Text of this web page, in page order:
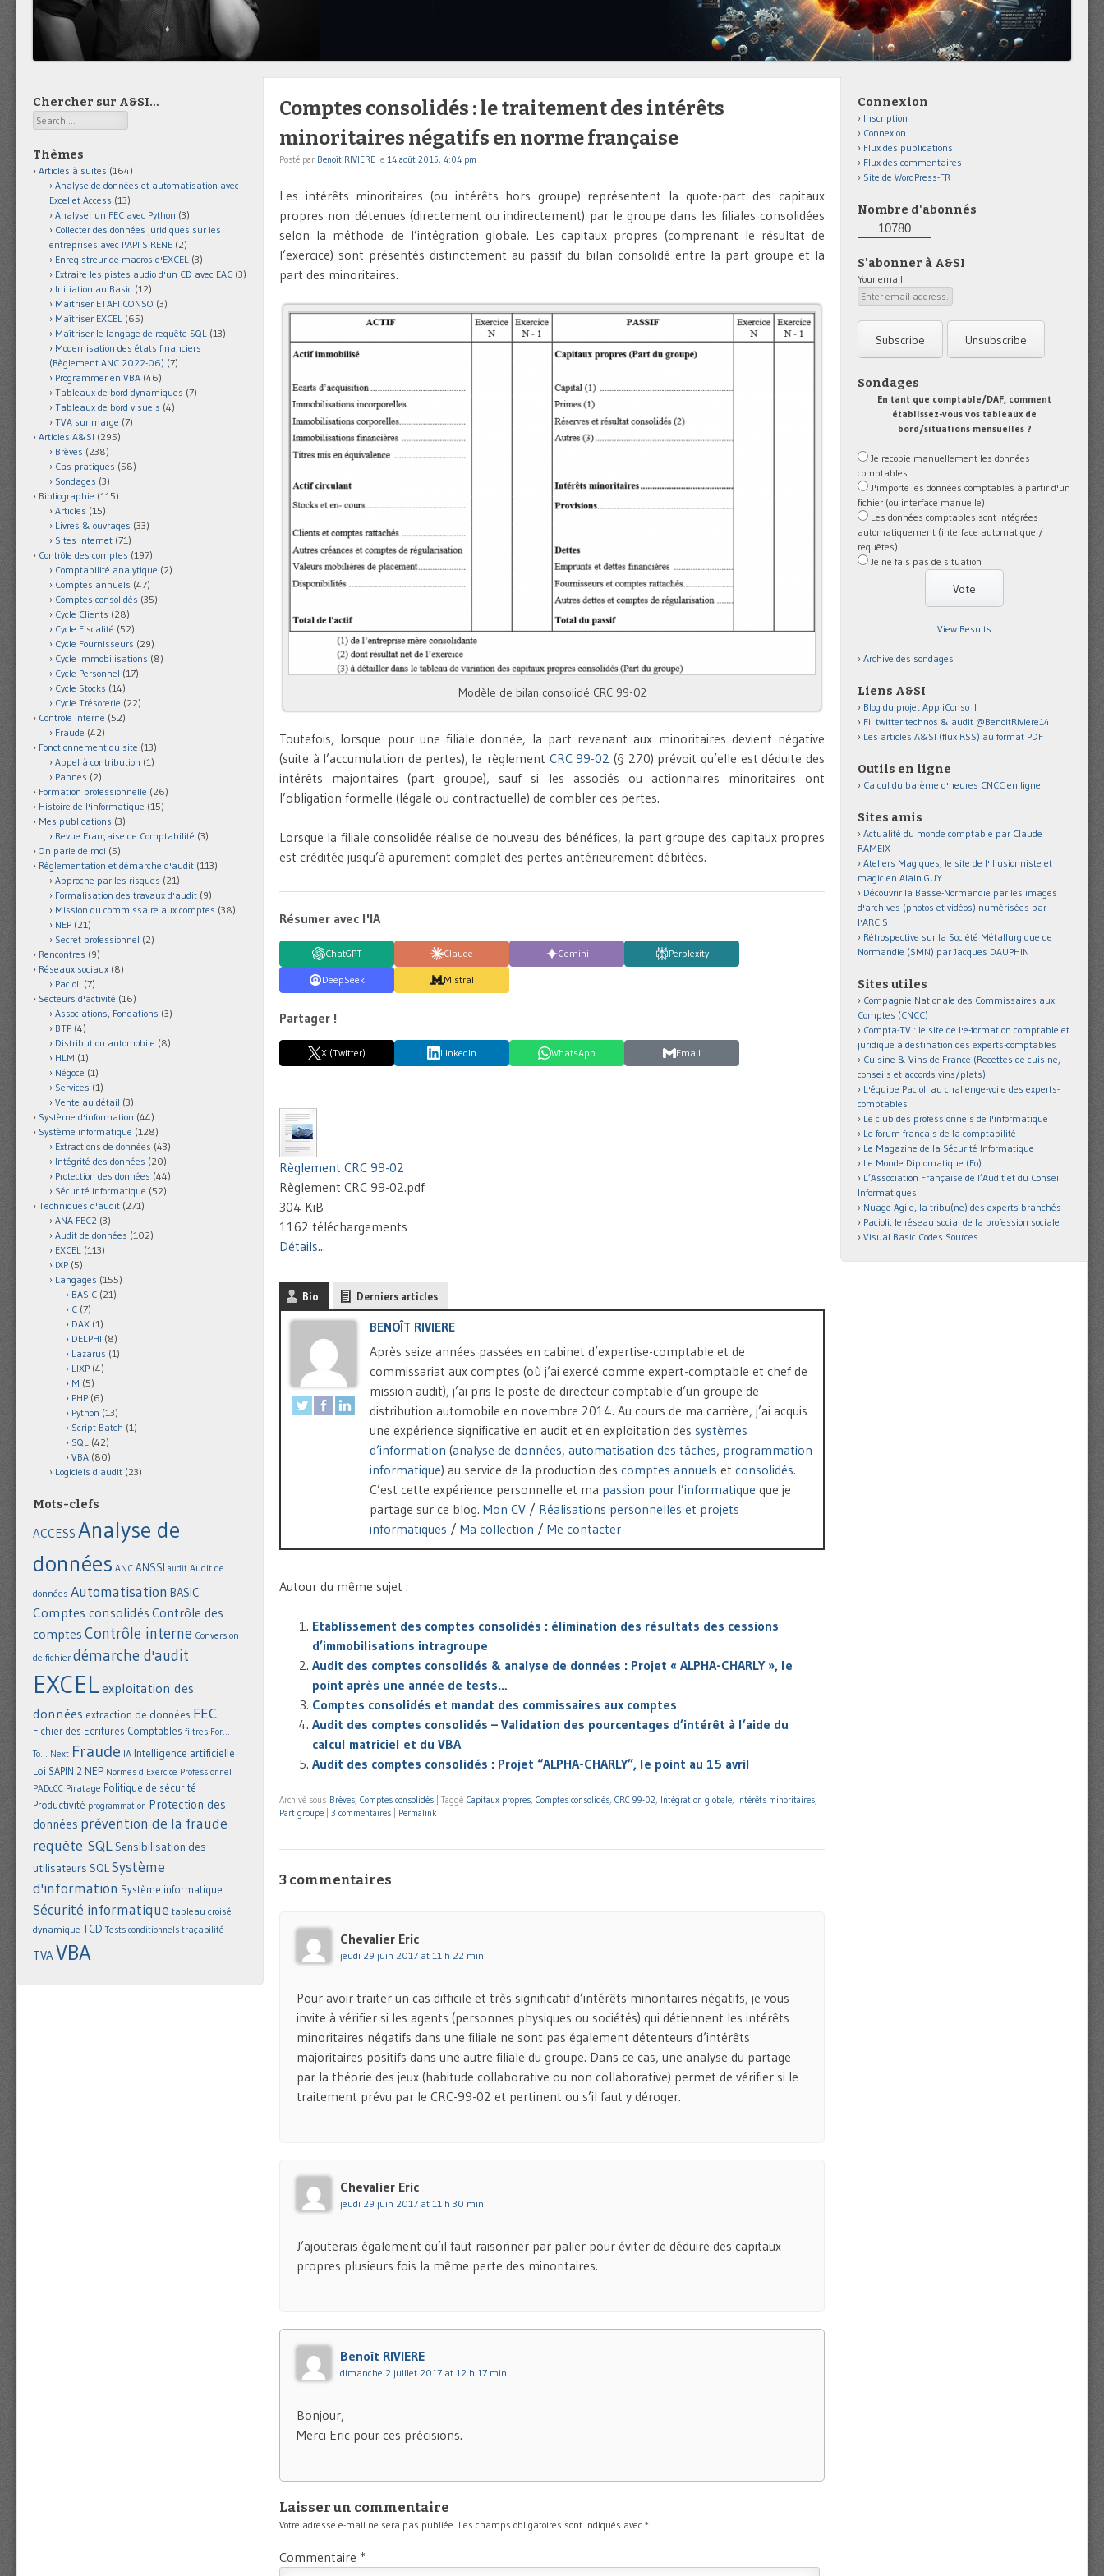
Comptes consolidés : le traitement des intérêts
minoritaires négatifs en norme française
Posté par Benoît RIVIERE le 14 août 2015, 4:04 pm
Les intérêts minoritaires (ou intérêts hors groupe) représentent la quote-part des capitaux
propres non détenues (directement ou indirectement) par le groupe dans les filiales consolidées
selon la méthode de l’intégration globale. Les capitaux propres (comprenant le résultat de
l’exercice) sont présentés distinctement au passif du bilan consolidé entre la part groupe et la
part des minoritaires.
Modèle de bilan consolidé CRC 99-02
Toutefois, lorsque pour une filiale donnée, la part revenant aux minoritaires devient négative
(suite à l’accumulation de pertes), le règlement CRC 99-02 (§ 270) prévoit qu’elle est déduite des
intérêts majoritaires (part groupe), sauf si les associés ou actionnaires minoritaires ont
l’obligation formelle (légale ou contractuelle) de combler ces pertes.
Lorsque la filiale consolidée réalise de nouveau des bénéfices, la part groupe des capitaux propres
est créditée jusqu’à apurement complet des pertes antérieurement débitées.
Résumer avec l'IA
ChatGPT Claude Gemini Perplexity
DeepSeek Mistral
Partager !
X (Twitter) LinkedIn WhatsApp Email
Règlement CRC 99-02
Règlement CRC 99-02.pdf
304 KiB
1162 téléchargements
Détails...
Bio Derniers articles
BENOÎT RIVIERE
Après seize années passées en cabinet d’expertise-comptable et de
commissariat aux comptes (où j’ai exercé comme expert-comptable et chef de
mission audit), j’ai pris le poste de directeur comptable d’un groupe de
distribution automobile en novembre 2014. Au cours de ma carrière, j’ai acquis
une expérience significative en audit et en exploitation des systèmes
d’information (analyse de données, automatisation des tâches, programmation
informatique) au service de la production des comptes annuels et consolidés.
C’est cette expérience personnelle et ma passion pour l’informatique que je
partage sur ce blog. Mon CV / Réalisations personnelles et projets
informatiques / Ma collection / Me contacter
Autour du même sujet :
Etablissement des comptes consolidés : élimination des résultats des cessions
d’immobilisations intragroupe
Audit des comptes consolidés & analyse de données : Projet « ALPHA-CHARLY », le
point après une année de tests…
Comptes consolidés et mandat des commissaires aux comptes
Audit des comptes consolidés – Validation des pourcentages d’intérêt à l’aide du
calcul matriciel et du VBA
Audit des comptes consolidés : Projet “ALPHA-CHARLY”, le point au 15 avril
Archivé sous Brèves, Comptes consolidés Taggé Capitaux propres, Comptes consolidés, CRC 99-02, Intégration globale, Intérêts minoritaires,
Part groupe
3 commentaires Permalink
3 commentaires
Chevalier Eric
jeudi 29 juin 2017 at 11 h 22 min
Pour avoir traiter un cas difficile et très significatif d’intérêts minoritaires négatifs, je vous
invite à vérifier si les agents (personnes physiques ou sociétés) qui détiennent les intérêts
minoritaires négatifs dans une filiale ne sont pas également détenteurs d’intérêts
majoritaires positifs dans une autre filiale du groupe. Dans ce cas, une analyse du partage
par la théorie des jeux (habitude collaborative ou non collaborative) permet de vérifier si le
traitement prévu par le CRC-99-02 et pertinent ou s’il faut y déroger.
Chevalier Eric
jeudi 29 juin 2017 at 11 h 30 min
J’ajouterais également qu’il faut raisonner par palier pour éviter de déduire des capitaux
propres plusieurs fois la même perte des minoritaires.
Benoît RIVIERE
dimanche 2 juillet 2017 at 12 h 17 min
Bonjour,
Merci Eric pour ces précisions.
Laisser un commentaire
Votre adresse e-mail ne sera pas publiée. Les champs obligatoires sont indiqués avec *
Commentaire *
Chercher sur A&SI…
Search
Thèmes
Articles à suites (164)
Analyse de données et automatisation avec
Excel et Access (13)
Analyser un FEC avec Python (3)
Collecter des données juridiques sur les
entreprises avec l'API SIRENE (2)
Enregistreur de macros d'EXCEL (3)
Extraire les pistes audio d'un CD avec EAC (3)
Initiation au Basic (12)
Maîtriser ETAFI CONSO (3)
Maîtriser EXCEL (65)
Maîtriser le langage de requête SQL (13)
Modernisation des états financiers
(Règlement ANC 2022-06) (7)
Programmer en VBA (46)
Tableaux de bord dynamiques (7)
Tableaux de bord visuels (4)
TVA sur marge (7)
Articles A&SI (295)
Brèves (238)
Cas pratiques (58)
Sondages (3)
Bibliographie (115)
Articles (15)
Livres & ouvrages (33)
Sites internet (71)
Contrôle des comptes (197)
Comptabilité analytique (2)
Comptes annuels (47)
Comptes consolidés (35)
Cycle Clients (28)
Cycle Fiscalité (52)
Cycle Fournisseurs (29)
Cycle Immobilisations (8)
Cycle Personnel (17)
Cycle Stocks (14)
Cycle Trésorerie (22)
Contrôle interne (52)
Fraude (42)
Fonctionnement du site (13)
Appel à contribution (1)
Pannes (2)
Formation professionnelle (26)
Histoire de l'informatique (15)
Mes publications (3)
Revue Française de Comptabilité (3)
On parle de moi (5)
Réglementation et démarche d'audit (113)
Approche par les risques (21)
Formalisation des travaux d'audit (9)
Mission du commissaire aux comptes (38)
NEP (21)
Secret professionnel (2)
Rencontres (9)
Réseaux sociaux (8)
Pacioli (7)
Secteurs d'activité (16)
Associations, Fondations (3)
BTP (4)
Distribution automobile (8)
HLM (1)
Négoce (1)
Services (1)
Vente au détail (3)
Système d'information (44)
Système informatique (128)
Extractions de données (43)
Intégrité des données (20)
Protection des données (44)
Sécurité informatique (52)
Techniques d'audit (271)
ANA-FEC2 (3)
Audit de données (102)
EXCEL (113)
IXP (5)
Langages (155)
BASIC (21)
C (7)
DAX (1)
DELPHI (8)
Lazarus (1)
LIXP (4)
M (5)
PHP (6)
Python (13)
Script Batch (1)
SQL (42)
VBA (80)
Logiciels d'audit (23)
Mots-clefs
ACCESS Analyse de
données ANC ANSSI audit Audit de
données Automatisation BASIC
Comptes consolidés Contrôle des
comptes Contrôle interne Conversion
de fichier démarche d'audit
EXCEL exploitation des
données extraction de données FEC
Fichier des Ecritures Comptables filtres For...
To... Next Fraude IA Intelligence artificielle
Loi SAPIN 2 NEP Normes d'Exercice Professionnel
PADoCC Piratage Politique de sécurité
Productivité programmation Protection des
données prévention de la fraude
requête SQL Sensibilisation des
utilisateurs SQLSystème
d'information Système informatique
Sécurité informatique tableau croisé
dynamique TCD Tests conditionnels traçabilité
TVAVBA
Connexion
Inscription
Connexion
Flux des publications
Flux des commentaires
Site de WordPress-FR
Nombre d'abonnés
10780
S'abonner à A&SI
Your email:
Sondages
En tant que comptable/DAF, comment
établissez-vous vos tableaux de
bord/situations mensuelles ?
Je recopie manuellement les données
comptables
J'importe les données comptables à partir d'un
fichier (ou interface manuelle)
Les données comptables sont intégrées
automatiquement (interface automatique /
requêtes)
Je ne fais pas de situation
View Results
Archive des sondages
Liens A&SI
Blog du projet AppliConso II
Fil twitter technos & audit @BenoitRiviere14
Les articles A&SI (flux RSS) au format PDF
Outils en ligne
Calcul du barème d'heures CNCC en ligne
Sites amis
Actualité du monde comptable par Claude
RAMEIX
Ateliers Magiques, le site de l'illusionniste et
magicien Alain GUY
Découvrir la Basse-Normandie par les images
d'archives (photos et vidéos) numérisées par
l'ARCIS
Rétrospective sur la Société Métallurgique de
Normandie (SMN) par Jacques DAUPHIN
Sites utiles
Compagnie Nationale des Commissaires aux
Comptes (CNCC)
Compta-TV : le site de l'e-formation comptable et
juridique à destination des experts-comptables
Cuisine & Vins de France (Recettes de cuisine,
conseils et accords vins/plats)
L'équipe Pacioli au challenge-voile des experts-
comptables
Le club des professionnels de l'informatique
Le forum français de la comptabilité
Le Magazine de la Sécurité Informatique
Le Monde Diplomatique (Eo)
L’Association Française de l’Audit et du Conseil
Informatiques
Nuage Agile, la tribu(ne) des experts branchés
Pacioli, le réseau social de la profession sociale
Visual Basic Codes Sources